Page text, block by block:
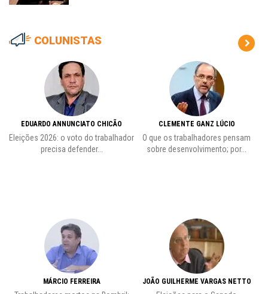
COLUNISTAS
EDUARDO ANNUNCIATO CHICÃO
Eleições 2026: o voto do trabalhador
precisa defender...
MÁRCIO FERREIRA
CLEMENTE GANZ LÚCIO
O que os trabalhadores pensam
sobre desenvolvimento; por...
JOÃO GUILHERME VARGAS NETTO